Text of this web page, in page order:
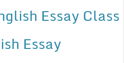
Essay Class
Essay